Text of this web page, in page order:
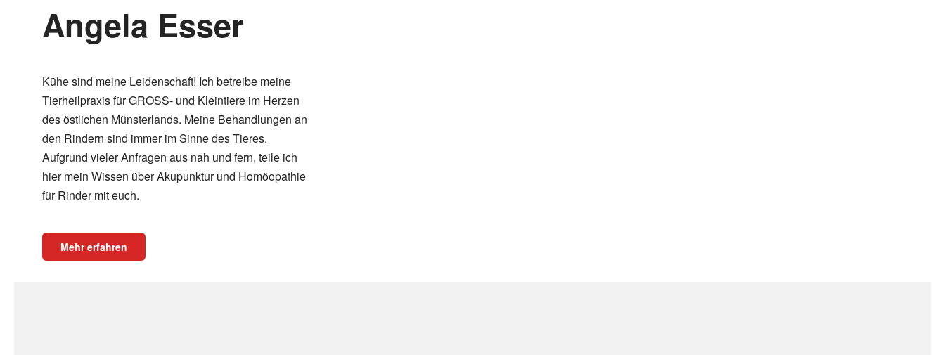
Angela Esser
Kühe sind meine Leidenschaft! Ich betreibe meine
Tierheilpraxis für GROSS- und Kleintiere im Herzen
des östlichen Münsterlands. Meine Behandlungen an
den Rindern sind immer im Sinne des Tieres.
Aufgrund vieler Anfragen aus nah und fern, teile ich
hier mein Wissen über Akupunktur und Homöopathie
für Rinder mit euch.
Mehr erfahren